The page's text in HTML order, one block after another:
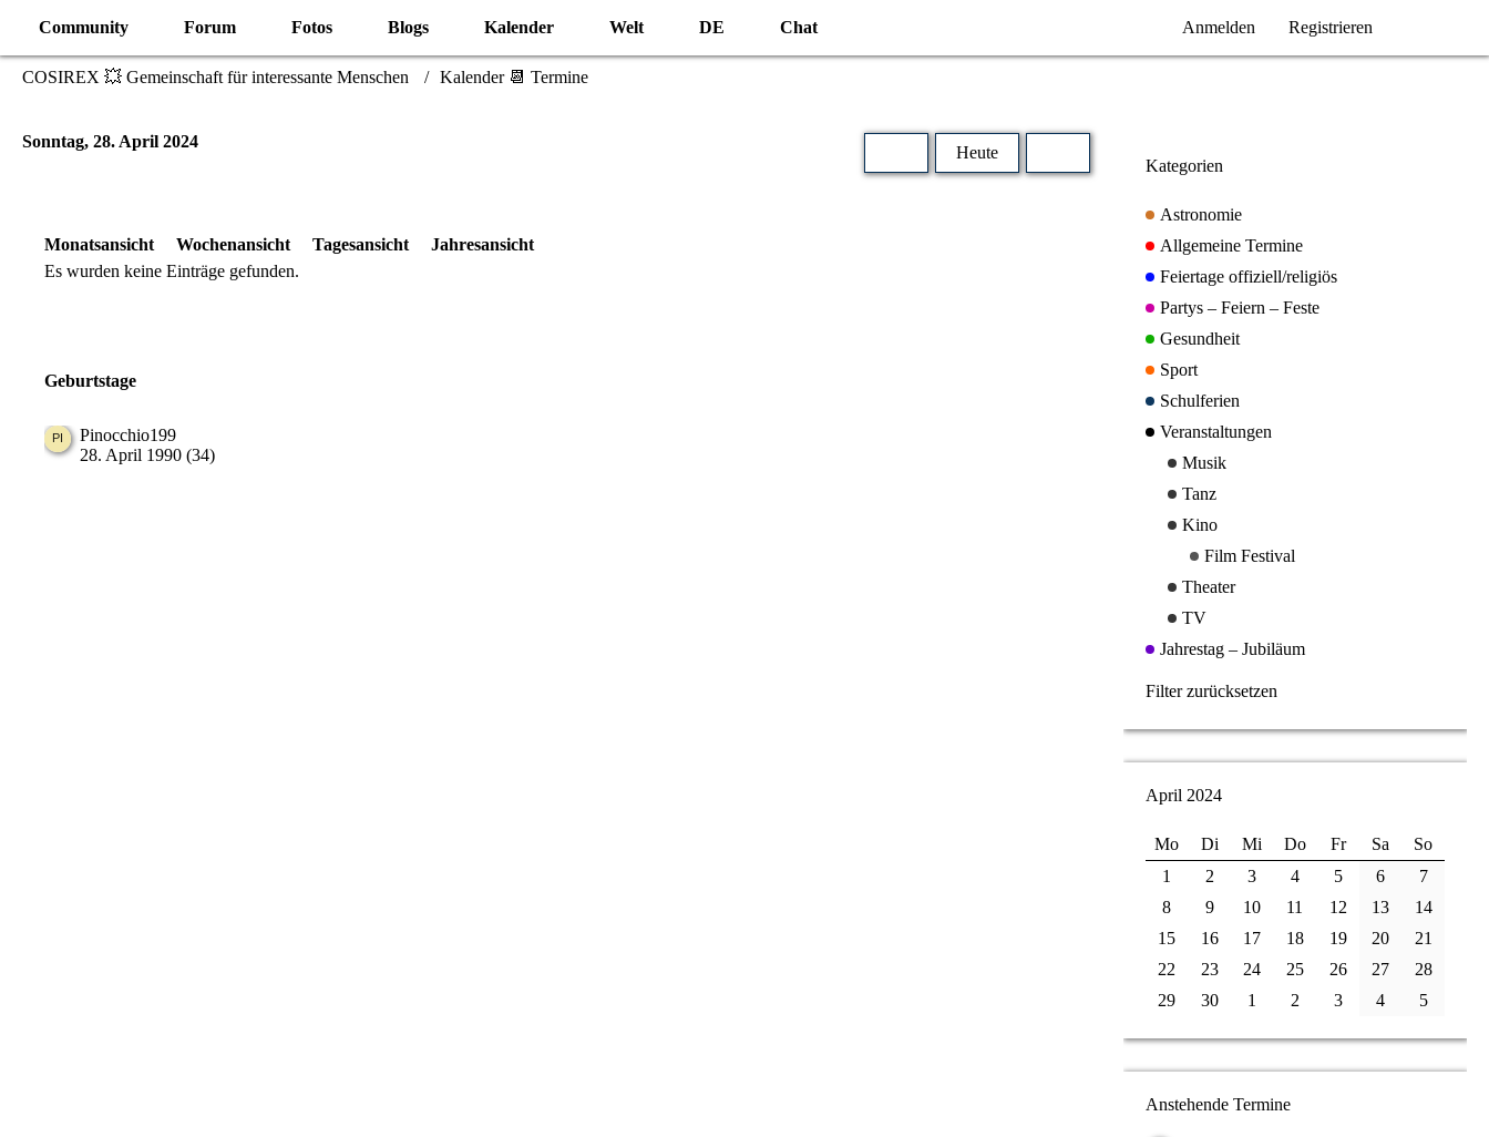
Community Forum Fotos Blogs Kalender Welt DE Chat Anmelden Registrieren
COSIREX 💥 Gemeinschaft für interessante Menschen Kalender 📆 Termine
Sonntag, 28. April 2024
Heute
Monatsansicht Wochenansicht Tagesansicht
Jahresansicht
Es wurden keine Einträge gefunden.
Geburtstage
Pinocchio199
28. April 1990 (34)
Kategorien
Astronomie
Allgemeine Termine
Feiertage offiziell/religiös
Partys – Feiern – Feste
Gesundheit
Sport
Schulferien
Veranstaltungen
Musik
Tanz
Kino
Film Festival
Theater
TV
Jahrestag – Jubiläum
Filter zurücksetzen
April 2024
Mo Di Mi Do Fr Sa
So
1
2 3 4 5 6
7
8
9 10 11 12 13
14
15
16 17 18 19 20
21
22
23 24 25 26 27
28
29
30 1 2 3 4 5
Anstehende Termine